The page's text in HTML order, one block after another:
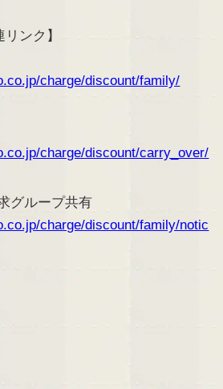
ンク】
charge/discount/family/
charge/discount/carry_over/
グループ共有
charge/discount/family/notic